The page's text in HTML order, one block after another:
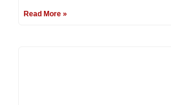
Read More »